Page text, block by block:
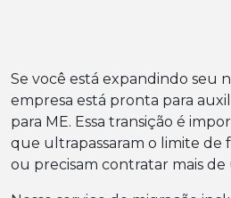
Se você está expandindo seu
empresa está pronta para
para ME. Essa transição é
que ultrapassaram o limite de
ou precisam contratar mais